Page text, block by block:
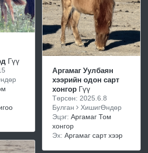
Гүү
Аргамаг Уулбаян
хээрийн одон сарт
хонгор Гүү
Төрсөн: 2025.6.8
Булган
ХишигӨндөр
Эцэг: Аргамаг Том
хонгор
Эх: Аргамаг сарт хээр